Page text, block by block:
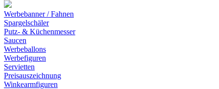
Werbebanner / Fahnen
Spargelschäler
Putz- & Küchenmesser
Saucen
Werbeballons
Werbefiguren
Servietten
Preisauszeichnung
Winkearmfiguren